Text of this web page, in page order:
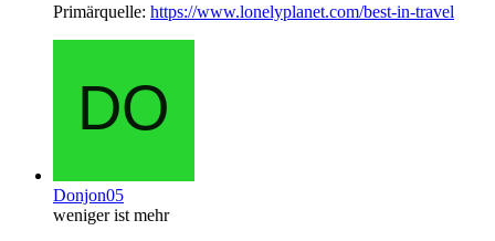
Primärquelle: https://www.lonelyplanet.com/best-in-travel
Donjon05
weniger ist mehr